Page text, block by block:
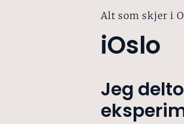
Alt som skjer i
iOslo
Jeg